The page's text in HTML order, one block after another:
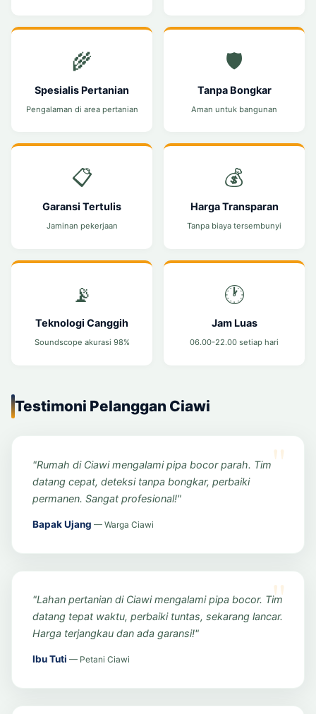
🌾
Spesialis Pertanian
Pengalaman di area pertanian
🛡️
Tanpa Bongkar
Aman untuk bangunan
📋
Garansi Tertulis
Jaminan pekerjaan
💰
Harga Transparan
Tanpa biaya tersembunyi
📡
Teknologi Canggih
Soundscope akurasi 98%
🕐
Jam Luas
06.00-22.00 setiap hari
Testimoni Pelanggan Ciawi
"Rumah di Ciawi mengalami pipa bocor parah. Tim
datang cepat, deteksi tanpa bongkar, perbaiki
permanen. Sangat profesional!"
Bapak Ujang — Warga Ciawi
"Lahan pertanian di Ciawi mengalami pipa bocor. Tim
datang tepat waktu, perbaiki tuntas, sekarang lancar.
Harga terjangkau dan ada garansi!"
Ibu Tuti — Petani Ciawi